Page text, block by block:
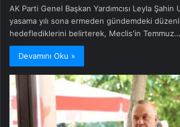
AK Parti Genel Başkan Yardımcısı Leyla
yasama yılı sona ermeden gündemdeki
hedeflediklerini belirterek, Meclis'in Temmuz…
Devamını Oku »